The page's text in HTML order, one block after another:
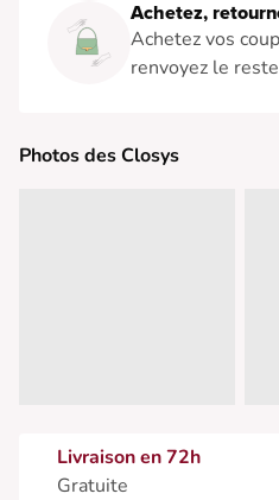
Achetez,
Achetez vos
renvoyez le
Photos des Closys
Livraison en 72h
Gratuite